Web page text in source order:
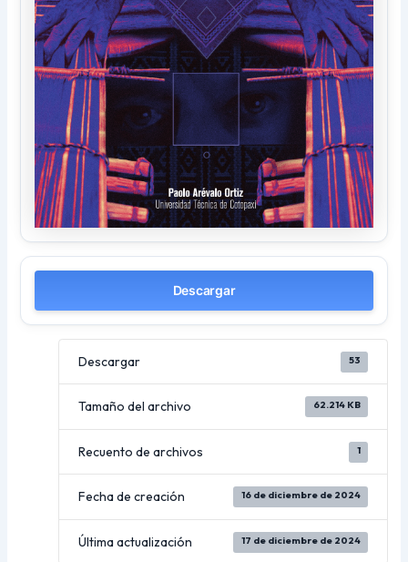
Descargar
Descargar 53
Tamaño del archivo 62.214 KB
Recuento de archivos 1
Fecha de creación 16 de diciembre de 2024
Última actualización 17 de diciembre de 2024